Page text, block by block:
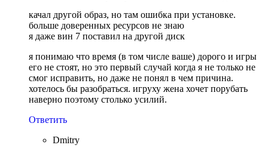
качал другой образ, но там ошибка при установке.
больше доверенных ресурсов не знаю
я даже вин 7 поставил на другой диск
я понимаю что время (в том числе ваше) дорого и игры
его не стоят, но это первый случай когда я не только не
смог исправить, но даже не понял в чем причина.
хотелось бы разобраться. игруху жена хочет порубать
наверно поэтому столько усилий.
Ответить
Dmitry